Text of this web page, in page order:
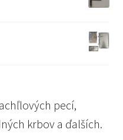
pecí,
krbov a ďalších.